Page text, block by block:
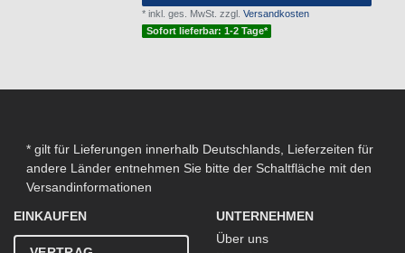
*inkl. ges. MwSt. zzgl.Versandkosten
Sofort lieferbar: 1-2 Tage*
* gilt für Lieferungen innerhalb Deutschlands, Lieferzeiten für
andere Länder entnehmen Sie bitte der Schaltfläche mit den
Versandinformationen
EINKAUFEN
UNTERNEHMEN
Über uns